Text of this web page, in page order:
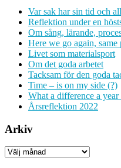
Var sak har sin tid och
Reflektion under en
Om sång, lärande,
Here we go again, same
Livet som materialsport
Om det goda arbetet
Tacksam för den goda
Time – is on my side (?)
What a difference a
Årsreflektion 2022
Arkiv
Arkiv